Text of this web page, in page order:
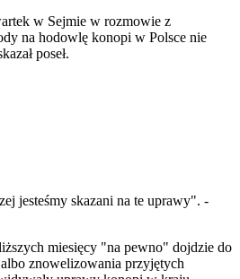
w Sejmie w rozmowie z
na hodowlę konopi w Polsce nie
poseł.
jesteśmy skazani na te uprawy". -
miesięcy "na pewno" dojdzie do
znowelizowania przyjętych